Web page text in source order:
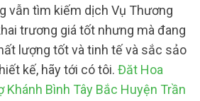
vẫn tìm kiếm dịch Vụ Thương
trương giá tốt nhưng mà đang
lượng tốt và tinh tế và sắc sảo
kế, hãy tới có tôi. Đăt Hoa
Khánh Bình Tây Bắc Huyện Trần